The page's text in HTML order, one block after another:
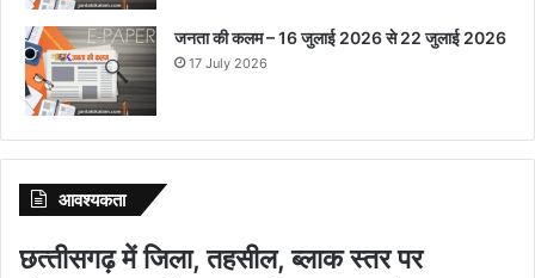
जनता की कलम – 16 जुलाई 2026 से 22 जुलाई 2026
17 July 2026
आवश्‍यकता
छत्‍तीसगढ़ में जिला, तहसील, ब्‍लाक स्‍तर पर